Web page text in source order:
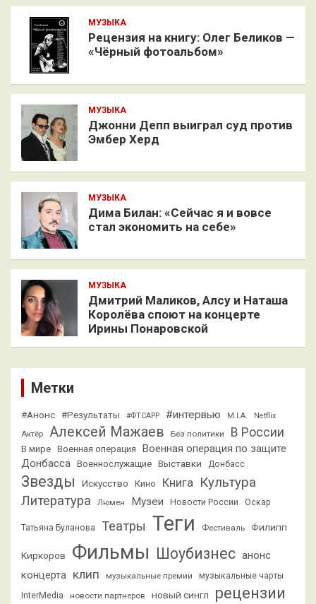
МУЗЫКА
Рецензия на книгу: Олег Беликов —
«Чёрный фотоальбом»
МУЗЫКА
Джонни Депп выиграл суд против
Эмбер Херд
МУЗЫКА
Дима Билан: «Сейчас я и вовсе
стал экономить на себе»
МУЗЫКА
Дмитрий Маликов, Алсу и Наташа
Королёва споют на концерте
Ирины Понаровской
Метки
#Анонс #Результаты #ФТСАРР #интервью M.I.A. Netflix
Актёр Алексей Мажаев Без политики В России
В мире Военная операция
Военная операция по защите
Донбасса Военнослужащие Выставки Донбасс
Звезды Искусство Кино Книга Культура
Литература Люмен Музеи Новости России Оскар
Татьяна Буланова Театры Теги Фестиваль Филипп
Киркоров Фильмы Шоубизнес анонс
концерта клип музыкальные премии
музыкальные чарты
InterMedia
новости партнеров новый сингл рецензии